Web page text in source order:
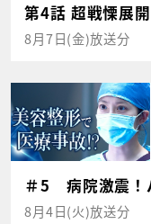
第4話 超戦慄展開
8月7日(金)放送分
＃5 病院激震！
8月4日(火)放送分